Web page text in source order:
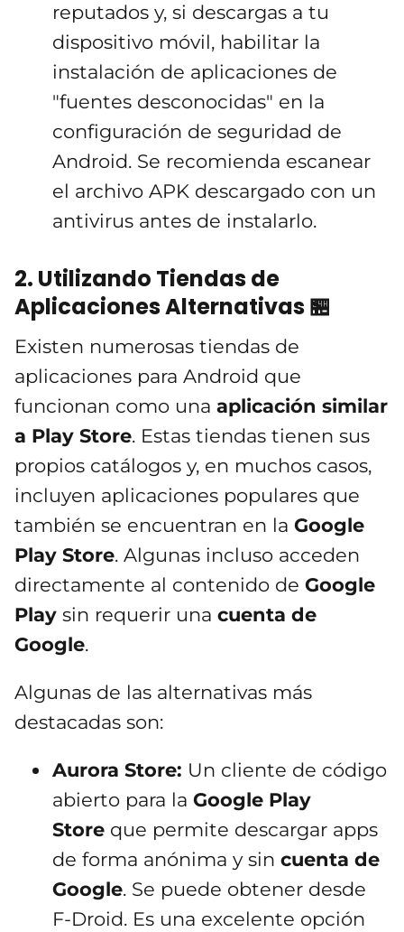
reputados y, si descargas a tu
dispositivo móvil, habilitar la
instalación de aplicaciones de
"fuentes desconocidas" en la
configuración de seguridad de
Android. Se recomienda escanear
el archivo APK descargado con un
antivirus antes de instalarlo.
2. Utilizando Tiendas de
Aplicaciones Alternativas 🏪
Existen numerosas tiendas de
aplicaciones para Android que
funcionan como una aplicación similar
a Play Store. Estas tiendas tienen sus
propios catálogos y, en muchos casos,
incluyen aplicaciones populares que
también se encuentran en la Google
Play Store. Algunas incluso acceden
directamente al contenido de Google
Play sin requerir una cuenta de
Google.
Algunas de las alternativas más
destacadas son:
Aurora Store: Un cliente de código
abierto para la Google Play
Store que permite descargar apps
de forma anónima y sin cuenta de
Google. Se puede obtener desde
F-Droid. Es una excelente opción